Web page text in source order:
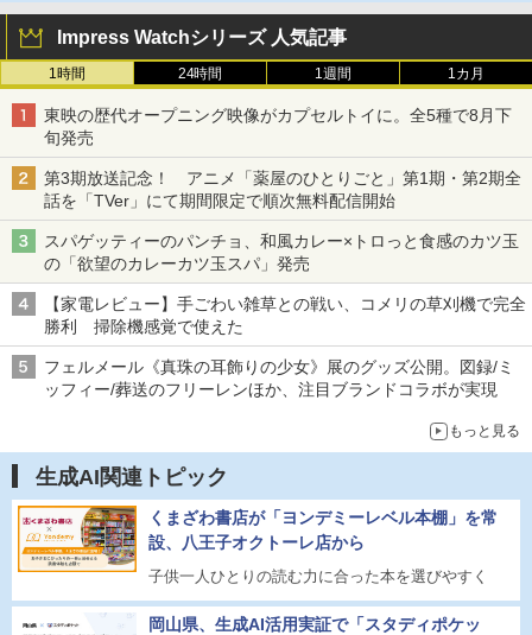
Impress Watchシリーズ 人気記事
1時間 24時間 1週間 1カ月
東映の歴代オープニング映像がカプセルトイに。全5種で8月下
旬発売
第3期放送記念！ アニメ「薬屋のひとりごと」第1期・第2期全
話を「TVer」にて期間限定で順次無料配信開始
スパゲッティーのパンチョ、和風カレー×トロっと食感のカツ玉
の「欲望のカレーカツ玉スパ」発売
【家電レビュー】手ごわい雑草との戦い、コメリの草刈機で完全
勝利 掃除機感覚で使えた
フェルメール《真珠の耳飾りの少女》展のグッズ公開。図録/ミ
ッフィー/葬送のフリーレンほか、注目ブランドコラボが実現
もっと見る
生成AI関連トピック
くまざわ書店が「ヨンデミーレベル本棚」を常
設、八王子オクトーレ店から
子供一人ひとりの読む力に合った本を選びやすく
岡山県、生成AI活用実証で「スタディポケッ